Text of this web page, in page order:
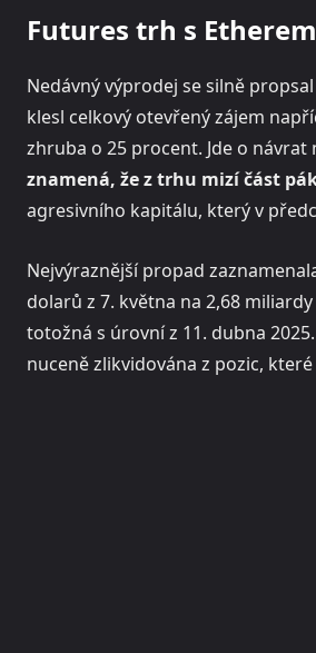
Futures trh s
Nedávný výprodej se silně
klesl celkový otevřený zájem
zhruba o 25 procent. Jde o
znamená, že z trhu mizí část
agresivního kapitálu, který v
Nejvýraznější propad
dolarů z 7. května na 2,68
totožná s úrovní z 11. dubna
nuceně zlikvidována z pozic,